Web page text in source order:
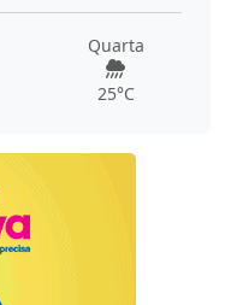
Quarta
25°C